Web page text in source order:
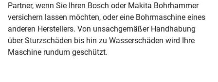
Partner, wenn Sie Ihren Bosch oder Makita Bohrhammer
versichern lassen möchten, oder eine Bohrmaschine eines
anderen Herstellers. Von unsachgemäßer Handhabung
über Sturzschäden bis hin zu Wasserschäden wird Ihre
Maschine rundum geschützt.